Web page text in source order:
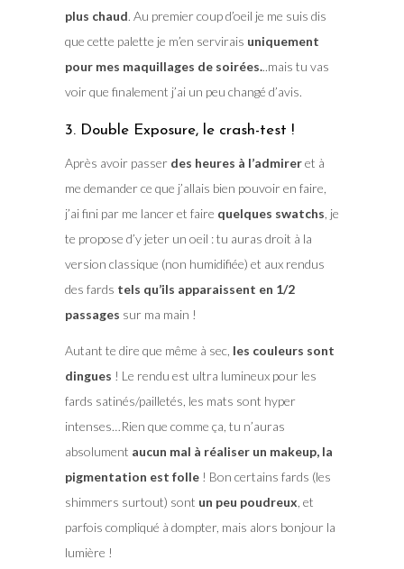
plus chaud. Au premier coup d’oeil je me suis dis
que cette palette je m’en servirais uniquement
pour mes maquillages de soirées...mais tu vas
voir que finalement j’ai un peu changé d’avis.
3. Double Exposure, le crash-test !
Après avoir passerdes heures à l’admireret à
me demander ce que j’allais bien pouvoir en faire,
j’ai fini par me lancer et faire quelques swatchs , je
te propose d’y jeter un oeil : tu auras droit à la
version classique (non humidifiée) et aux rendus
des fards tels qu’ils apparaissent en 1/2
passages sur ma main !
Autant te dire que même à sec, les couleurs sont
dingues ! Le rendu est ultra lumineux pour les
fards satinés/pailletés, les mats sont hyper
intenses…Rien que comme ça, tu n’auras
absolument aucun mal à réaliser un makeup, la
pigmentation est folle! Bon certains fards (les
shimmers surtout) sont un peu poudreux , et
parfois compliqué à dompter, mais alors bonjour la
lumière !